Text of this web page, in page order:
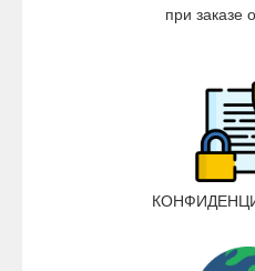
при заказе